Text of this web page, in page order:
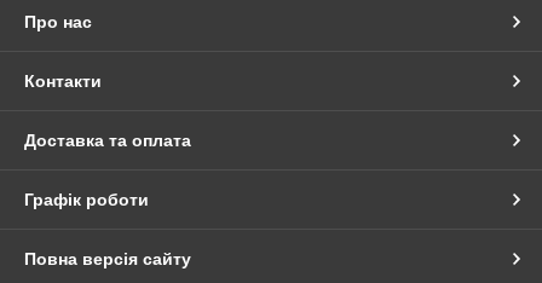
Про нас
Контакти
Доставка та оплата
Графік роботи
Повна версія сайту